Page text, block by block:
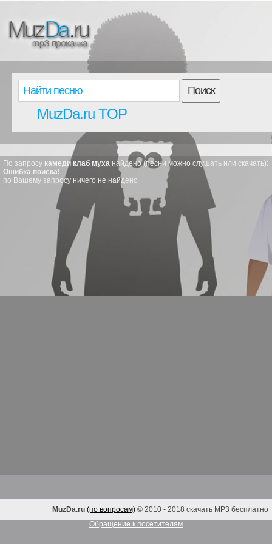
Поиск
MuzDa.ru TOP
По запросу камеди клаб муха найдено (песни можно слушать или скачать):
Ошибка поиска!
по Вашему запросу ничего не найдено
MuzDa.ru (по вопросам) © 2010 - 2018 скачать MP3 бесплатно
Обращение к посетителям